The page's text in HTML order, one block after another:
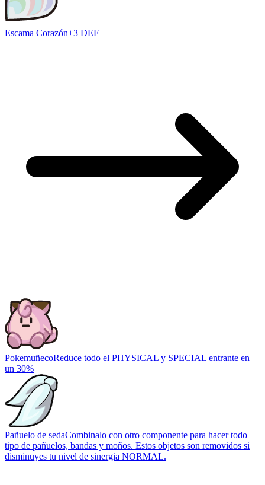
Escama Corazón+3 DEF
PokemuñecoReduce todo el PHYSICAL y SPECIAL entrante en
un 30%
Pañuelo de sedaCombinalo con otro componente para hacer todo
tipo de pañuelos, bandas y moños. Estos objetos son removidos si
disminuyes tu nivel de sinergia NORMAL.